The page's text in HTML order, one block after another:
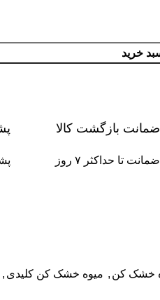
خرید
ضمانت بازگشت کالا
ضمانت تا حداکثر ۷ روز
خشک کن , میوه خشک کن کلیدی ,